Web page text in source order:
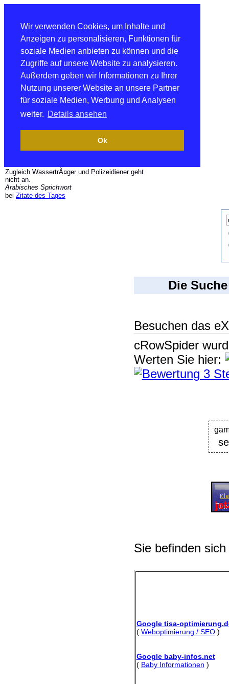
Wir verwenden Cookies, um Inhalte und
Anzeigen zu personalisieren, Funktionen für
soziale Medien anbieten zu können und die
Zugriffe auf unsere Website zu analysieren.
Außerdem geben wir Informationen zu Ihrer
Nutzung unserer Website an unsere Partner
für soziale Medien, Werbung und Analysen
weiter. Details ansehen
Ok
Zugleich WassertrÃ¤ger und Polizeidiener geht
nicht an.
Arabisches Sprichwort
bei Zitate des Tages
Die
Besuchen das
cRowSpider
Werten Sie hier:
Sie befinden
Google tisa-
( Weboptimierung / SEO)
Google baby-infos.net
( Baby Informationen )